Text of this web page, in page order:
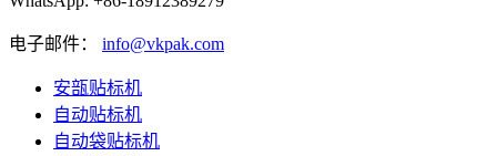
电子邮件： info@vkpak.com
安瓿贴标机
自动贴标机
自动袋贴标机